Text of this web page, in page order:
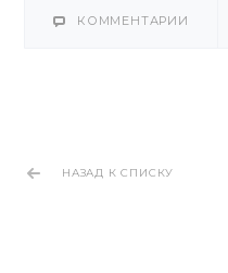
КОММЕНТАРИИ
НАЗАД К СПИСКУ